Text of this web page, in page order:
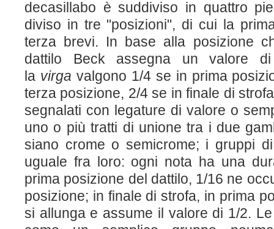
decasillabo è suddiviso in quattro
diviso in tre "posizioni", di cui la
terza brevi. In base alla posizione
dattilo Beck assegna un valore
la virga valgono 1/4 se in prima
terza posizione, 2/4 se in finale di
segnalati con legature di valore o
uno o più tratti di unione tra i due
siano crome o semicrome; i gruppi
uguale fra loro: ogni nota ha una
prima posizione del dattilo, 1/16 ne
posizione; in finale di strofa, in prima
si allunga e assume il valore di 1/2.